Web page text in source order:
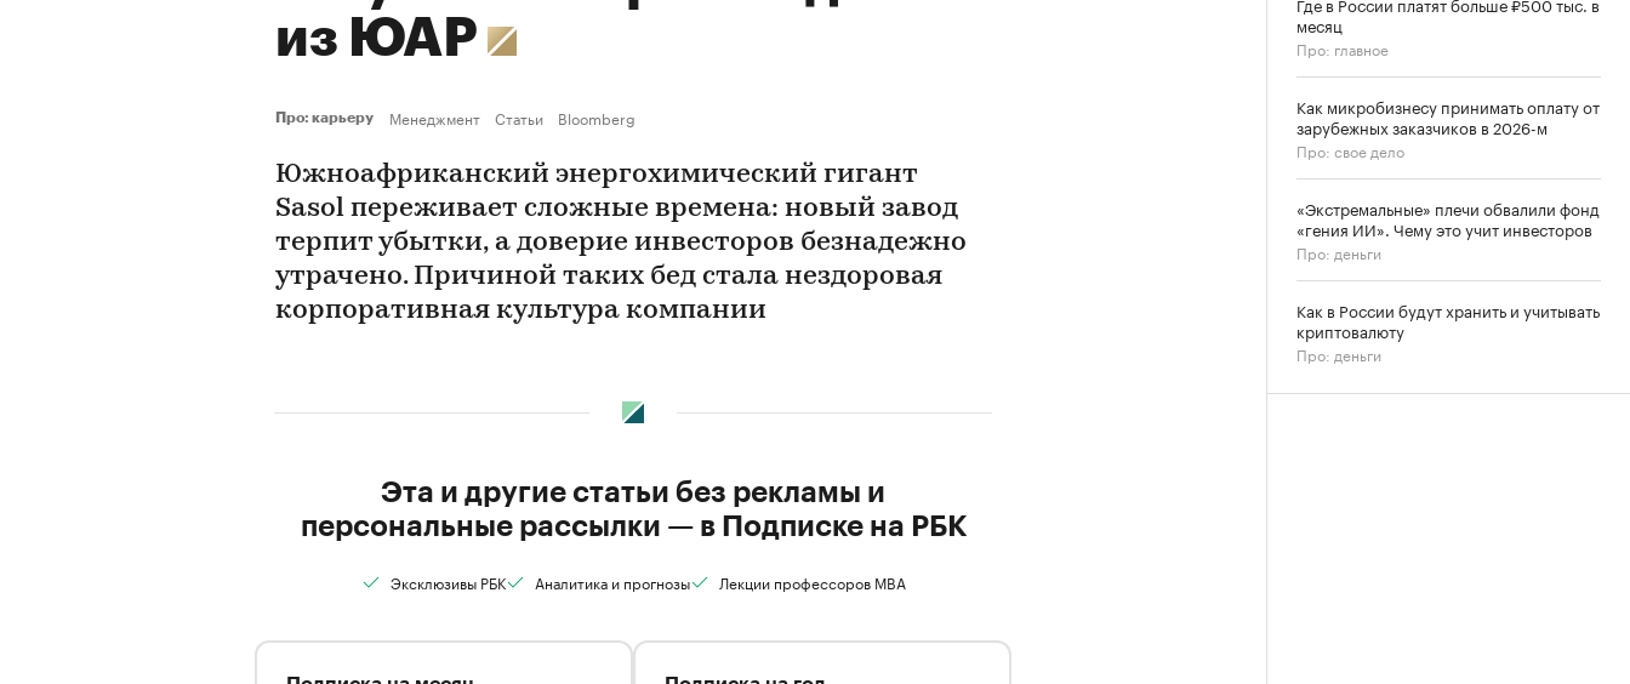
из ЮАР
Про: карьеру Менеджмент Статьи Bloomberg
Южноафриканский энергохимический гигант
Sasol переживает сложные времена: новый завод
терпит убытки, а доверие инвесторов безнадежно
утрачено. Причиной таких бед стала нездоровая
корпоративная культура компании
Эта и другие статьи без рекламы и
персональные рассылки — в Подписке на РБК
Эксклюзивы РБК Аналитика и прогнозы Лекции профессоров MBA
месяц
Про: главное
Как микробизнесу принимать оплату от
зарубежных заказчиков в 2026-м
Про: свое дело
«Экстремальные» плечи обвалили фонд
«гения ИИ». Чему это учит инвесторов
Про: деньги
Как в России будут хранить и учитывать
криптовалюту
Про: деньги